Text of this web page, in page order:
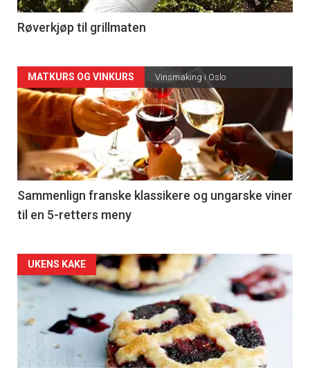
4
Røverkjøp til grillmaten
Forsiden
akkurat
nå
-
5
MATKURS OG VINKURS Vinsmaking i Oslo
Sammenlign franske klassikere og ungarske viner
til en 5-retters meny
Forsiden
akkurat
nå
UKENS KAKE